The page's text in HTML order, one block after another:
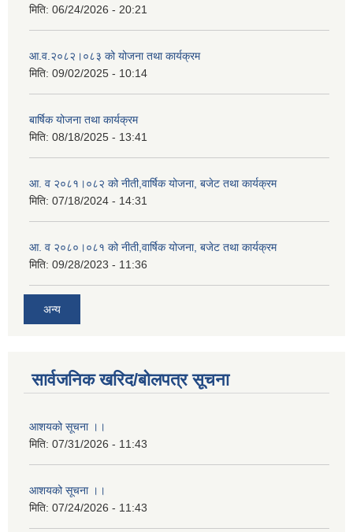
मिति: 06/24/2026 - 20:21
आ.व.२०८२।०८३ को योजना तथा कार्यक्रम
मिति: 09/02/2025 - 10:14
बार्षिक योजना तथा कार्यक्रम
मिति: 08/18/2025 - 13:41
आ. व २०८१।०८२ को नीती,वार्षिक योजना, बजेट तथा कार्यक्रम
मिति: 07/18/2024 - 14:31
आ. व २०८०।०८१ को नीती,वार्षिक योजना, बजेट तथा कार्यक्रम
मिति: 09/28/2023 - 11:36
अन्य
सार्वजनिक खरिद/बोलपत्र सूचना
आशयको सूचना ।।
मिति: 07/31/2026 - 11:43
आशयको सूचना ।।
मिति: 07/24/2026 - 11:43